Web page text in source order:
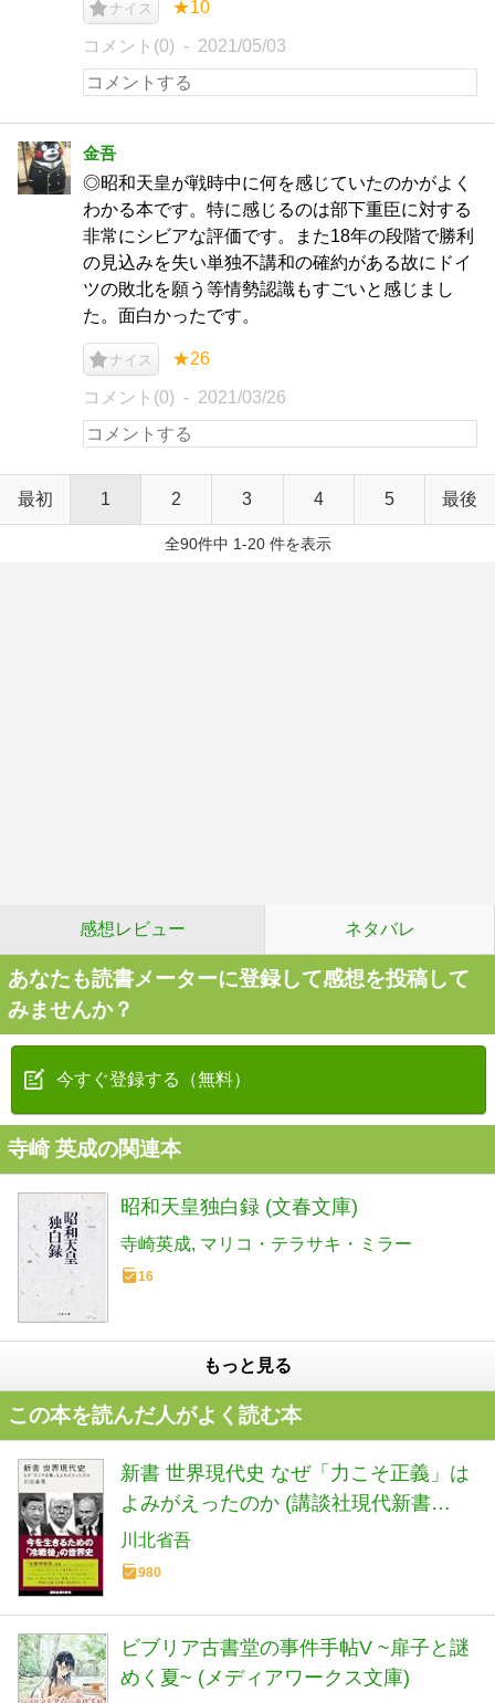
ナイス ★10
コメント(0) 2021/05/03
金吾
◎昭和天皇が戦時中に何を感じていたのかがよく
わかる本です。特に感じるのは部下重臣に対する
非常にシビアな評価です。また18年の段階で勝利
の見込みを失い単独不講和の確約がある故にドイ
ツの敗北を願う等情勢認識もすごいと感じまし
た。面白かったです。
ナイス ★26
コメント(0) 2021/03/26
最初 1 2 3 4 5 最後
全90件中 1-20 件を表示
感想レビュー ネタバレ
あなたも読書メーターに登録して感想を投稿して
みませんか？
今すぐ登録する（無料）
寺崎 英成の関連本
昭和天皇独白録 (文春文庫)
寺崎英成 マリコ・テラサキ・ミラー
16
もっと見る
この本を読んだ人がよく読む本
新書 世界現代史 なぜ「力こそ正義」は
よみがえったのか (講談社現代新書
2798)
川北省吾
980
ビブリア古書堂の事件手帖V ~扉子と謎
めく夏~ (メディアワークス文庫)